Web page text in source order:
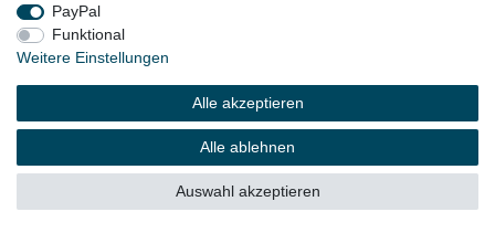
PayPal
Funktional
Weitere Einstellungen
Alle akzeptieren
Alle ablehnen
Auswahl akzeptieren